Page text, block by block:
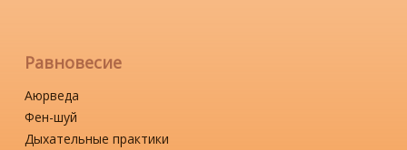
Равновесие
Аюрведа
Фен-шуй
Дыхательные практики